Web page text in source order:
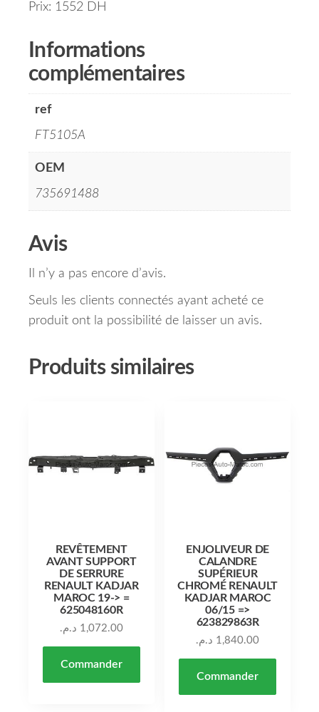
Prix: 1552 DH
Informations
complémentaires
ref
FT5105A
OEM
735691488
Avis
Il n’y a pas encore d’avis.
Seuls les clients connectés ayant acheté ce
produit ont la possibilité de laisser un avis.
Produits similaires
REVÊTEMENT
AVANT SUPPORT
DE SERRURE
RENAULT KADJAR
MAROC 19-> =
625048160R
1,072.00 د.م.
Commander
ENJOLIVEUR DE
CALANDRE
SUPÉRIEUR
CHROMÉ RENAULT
KADJAR MAROC
06/15 =>
623829863R
1,840.00 د.م.
Commander